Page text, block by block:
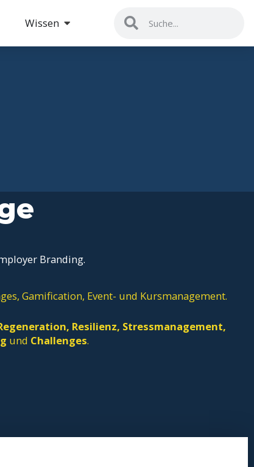
Wissen
Branding.
Gamification, Event- und Kursmanagement.
Resilienz, Stressmanagement,
und Challenges.